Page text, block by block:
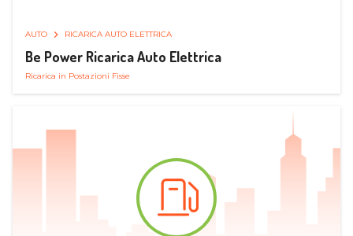
AUTO RICARICA AUTO ELETTRICA
Be Power Ricarica Auto Elettrica
Ricarica in Postazioni Fisse